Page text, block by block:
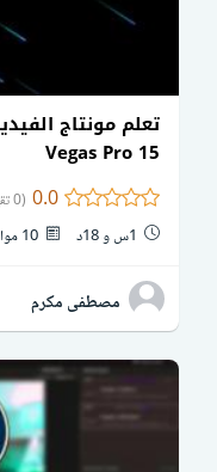
Vegas Pro 15
0.0 (0 تقييم )
10 مواد
مصطفى مكرم